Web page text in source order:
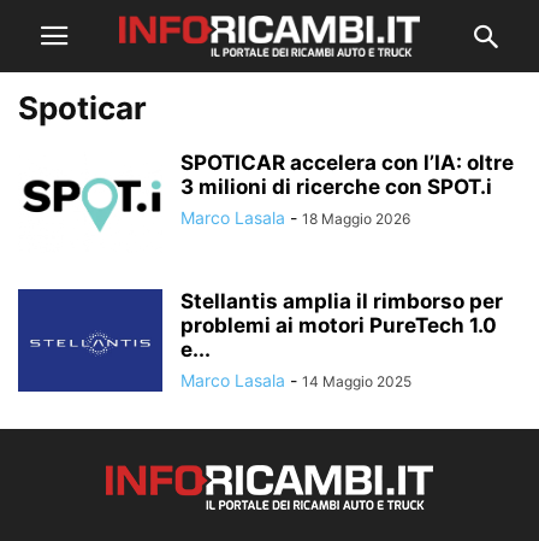
Spoticar
SPOTICAR accelera con l’IA: oltre
3 milioni di ricerche con SPOT.i
Marco Lasala - 18 Maggio 2026
Stellantis amplia il rimborso per
problemi ai motori PureTech 1.0
e...
Marco Lasala - 14 Maggio 2025